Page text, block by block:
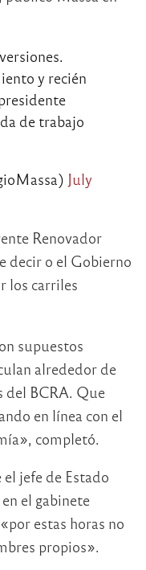
y recién
de trabajo
July
Renovador
decir o el Gobierno
los carriles
supuestos
alrededor de
del BCRA. Que
en línea con el
completó.
jefe de Estado
el gabinete
estas horas no
propios».